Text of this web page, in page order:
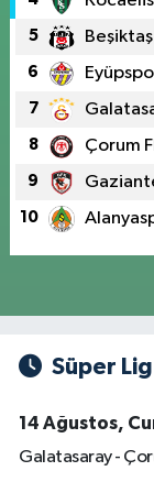
5 Beşiktaş
6
7
8 Çorum
9
10
Süper
14 Ağustos,
Galatasaray -